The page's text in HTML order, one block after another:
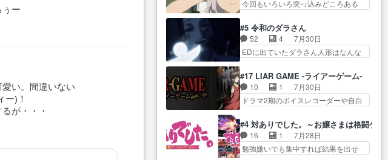
ー
い。間違いない
ー)！
が・・・
かれたら泣いち…
出も交えながらの状況説明が本
した！最終的に… この高らかな
DT宣言、合田一人に通じるも…
この作品は近年稀に見るおっさんキ
ャラの充…
と定めた上位存… 大規模バトル
り… やっぱり勇者より強かった
か笑統率力LV9… 普通の人間の親
子やーん総務課長と娘の女子…
の… そのために役割を超越する
者の出現させるた… アリスのお
陰で他の勇者達も共闘してくれ魔…
今回もいろいろ突っ込みどころある
の話が尋常じゃない雰囲… 妹子
ちゃんの恋愛話をしたり、タバコを
生産… ここうっすら思ったこと
ズバリ言ってくれて… おかし
配… ヤクねこのクワガタ取りの
話見て切なくなっ… 普段は選別
された4～600レスを2,30… 隠し
正… なんか今日はかなり一瞬で
終わっちまったっ… 先週と比べ
てまだまともに見えた。4話は過…
#5 令和のダラさん
52 4
7月30日
EDに出ていたダラさん人形はなんな
生まれた日』をダラさ… 陰惨な
過去がきっちり現代に継承されてい
る… ダラさんと姉弟の母との出
会いの話やはりダ… ダラさんの
人… 第５話感想：２人の過剰な
貢ぎ物?の礼とし… 第５話感想：
姉のお誕生会にダラさんを招
#17 LIAR GAME -ライアーゲーム-
10 1
7月30日
ドラマ2期のボイスレコーダーや自白
をつくのが抜群に上手… 昼の国
の奴らも馬鹿が多いが、夜の国も同
じ… ご視聴ありがとうございま
した来週もよろし… 握った◯治
#4 対ありでした。～お嬢さまは格闘ゲ
16 1
7月28日
勉強嫌いでも集中すれば結果を出せ